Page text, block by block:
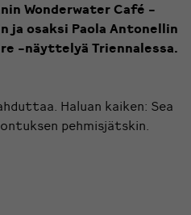
Wonderwater Café -
ja osaksi Paola Antonellin
-näyttelyä Triennalessa.
Haluan kaiken: Sea
pehmisjätskin.